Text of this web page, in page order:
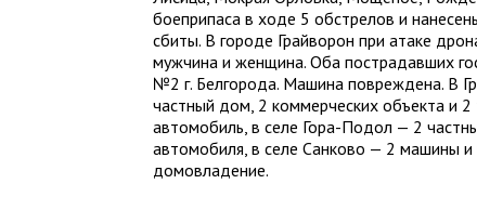
боеприпаса в ходе 5 обстрелов и
сбиты. В городе Грайворон при атаке
мужчина и женщина. Оба пострадавших
№2 г. Белгорода. Машина повреждена. В
частный дом, 2 коммерческих объекта и
автомобиль, в селе Гора-Подол — 2
автомобиля, в селе Санково — 2 машины
домовладение.